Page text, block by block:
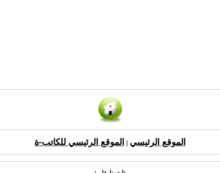
الموقع الرئيسي الموقع الرئيسي للكاتب-ة